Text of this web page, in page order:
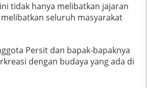
tidak hanya melibatkan jajaran
seluruh masyarakat
Persit dan bapak-bapaknya
dengan budaya yang ada di